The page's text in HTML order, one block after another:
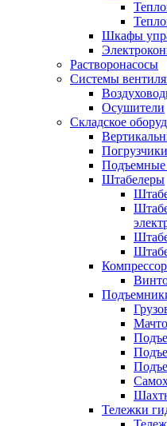
Шкафы
Растворонасосы
Системы
Осушители
Складское
Погрузчики
Подъемные
Штабелеры
Тележки